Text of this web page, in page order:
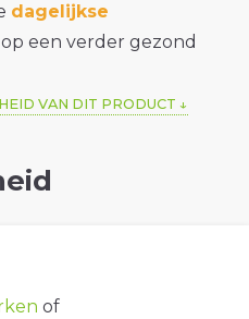
dagelijkse
een verder gezond
VAN DIT PRODUCT
of